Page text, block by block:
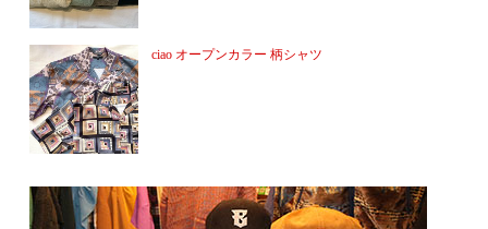
ciao オープンカラー 柄シャツ